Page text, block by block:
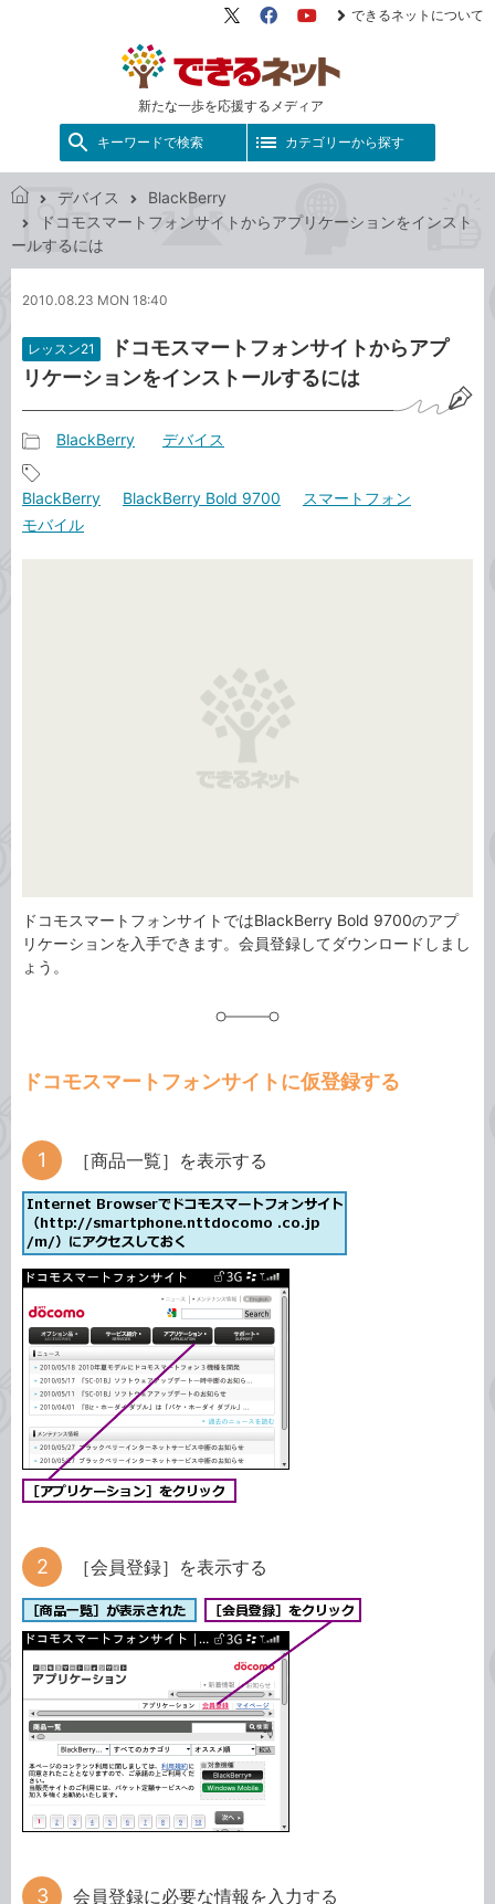
新たな一歩を応援するメディア
X（旧
FacebookYouTube
できるネットについて
キーワードで検索 カテゴリーから探す
き
ッ
デバイス
BlackBerry
ドコモスマートフォンサイトからアプリケーションをインスト
ールするには
2010.08.23 MON 18:40
レッスン21
ドコモスマートフォンサイトからアプ
リケーションをインストールするには
カ
テ
ゴ
BlackBerry デバイス
記
事
BlackBerry BlackBerry Bold 9700
スマートフォン
モバイル
ドコモスマートフォンサイトではBlackBerry Bold 9700のアプ
リケーションを入手できます。会員登録してダウンロードしまし
ょう。
ドコモスマートフォンサイトに仮登録する
［商品一覧］を表示する
［会員登録］を表示する
会員登録に必要な情報を入力する